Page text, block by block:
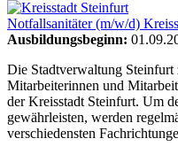
Notfallsanitäter (m/w/d)
Ausbildungsbeginn:
Die Stadtverwaltung
Mitarbeiterinnen und
der Kreisstadt Steinfurt. Um
gewährleisten, werden
verschiedensten